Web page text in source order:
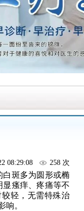
08:29:08 258 次
白斑多为圆形或椭
瘙痒、疼痛等不
轻，无需特殊治
响。